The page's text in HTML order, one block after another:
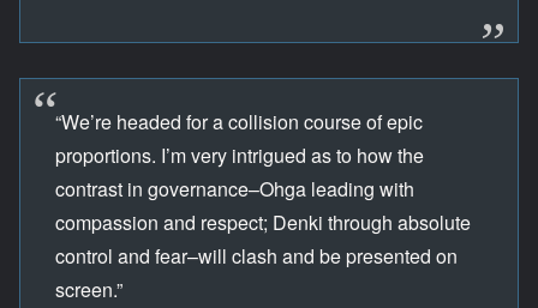
“We’re headed for a collision course of epic
proportions. I’m very intrigued as to how the
contrast in governance–Ohga leading with
compassion and respect; Denki through absolute
control and fear–will clash and be presented on
screen.”